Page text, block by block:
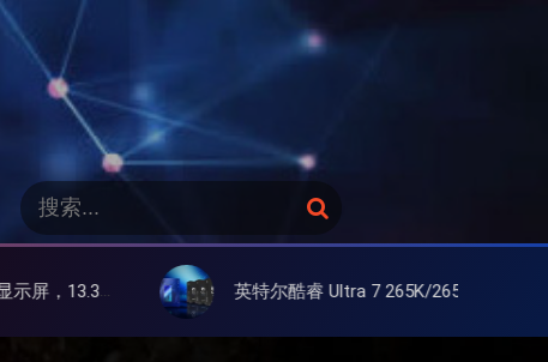
搜
索
：
搜
英特尔酷睿 Ultra 7 265K/265KF 官降100美元促销，快和酷睿 Ultra 5 差不多了